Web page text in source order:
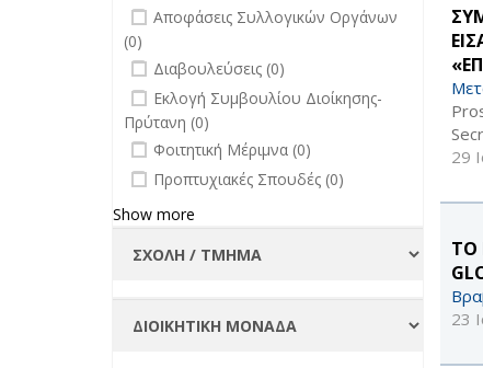
29
ΤΟ
23
undefined
Αποφάσεις Συλλογικών Οργάνων
(0)
undefined
Διαβουλεύσεις (0)
undefined
Εκλογή Συμβουλίου Διοίκησης-
Πρύτανη (0)
undefined
Φοιτητική Μέριμνα (0)
undefined
Προπτυχιακές Σπουδές (0)
Show more